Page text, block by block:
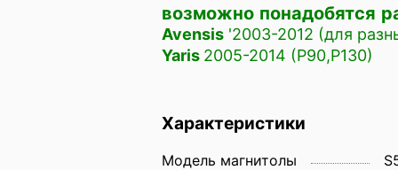
возможно понадобятся
Avensis '2003-2012 (для
Yaris 2005-2014 (P90,P130)
Характеристики
Модель магнитолы